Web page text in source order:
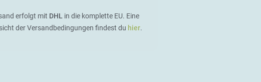
erfolgt mit DHL in die komplette EU. Eine
der Versandbedingungen findest du hier.